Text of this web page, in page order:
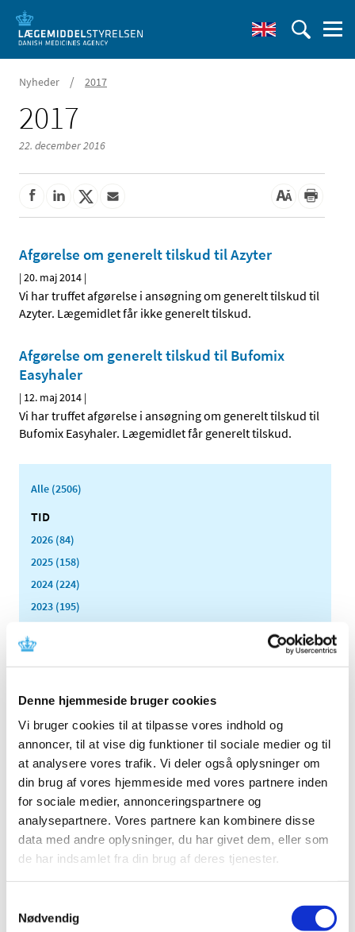
Denne hjemmeside bruger cookies
Vi bruger cookies til at tilpasse vores indhold og
annoncer, til at vise dig funktioner til sociale medier og til
at analysere vores trafik. Vi deler også oplysninger om
din brug af vores hjemmeside med vores partnere inden
for sociale medier, annonceringspartnere og
analysepartnere. Vores partnere kan kombinere disse
data med andre oplysninger, du har givet dem, eller som
de har indsamlet fra din brug af deres tjenester.
Nødvendig
Nyheder / 2017
2017
22. december 2016
Afgørelse om generelt tilskud til Azyter
|20. maj 2014 |
Vi har truffet afgørelse i ansøgning om generelt tilskud til
Azyter. Lægemidlet får ikke generelt tilskud.
Afgørelse om generelt tilskud til Bufomix
Easyhaler
| 12. maj 2014 |
Vi har truffet afgørelse i ansøgning om generelt tilskud til
Bufomix Easyhaler. Lægemidlet får generelt tilskud.
Alle (2506)
TID
2026 (84)
2025 (158)
2024 (224)
2023 (195)
2021 (516)
2019 (159)
2018 (150)
2017 (167)
2016 (167)
2015 (33)
2014 (44)
december (3)
november (3)
august (4)